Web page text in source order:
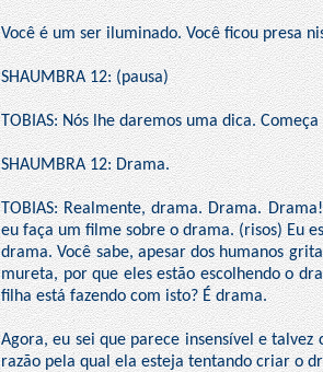
Você é um ser iluminado. Você ficou presa
SHAUMBRA 12: (pausa)
TOBIAS: Nós lhe daremos uma dica.
SHAUMBRA 12: Drama.
TOBIAS: Realmente, drama. Drama.
eu faça um filme sobre o drama. (risos) Eu
drama. Você sabe, apesar dos humanos
mureta, por que eles estão escolhendo o
filha está fazendo com isto? É drama.
Agora, eu sei que parece insensível e
razão pela qual ela esteja tentando criar o